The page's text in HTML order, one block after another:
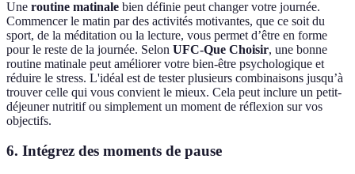
Une routine matinale bien définie peut changer votre journée.
Commencer le matin par des activités motivantes, que ce soit du
sport, de la méditation ou la lecture, vous permet d’être en forme
pour le reste de la journée. Selon UFC-Que Choisir, une bonne
routine matinale peut améliorer votre bien-être psychologique et
réduire le stress. L'idéal est de tester plusieurs combinaisons jusqu’à
trouver celle qui vous convient le mieux. Cela peut inclure un petit-
déjeuner nutritif ou simplement un moment de réflexion sur vos
objectifs.
6. Intégrez des moments de pause